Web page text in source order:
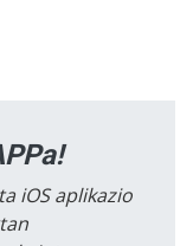
iOS aplikazio